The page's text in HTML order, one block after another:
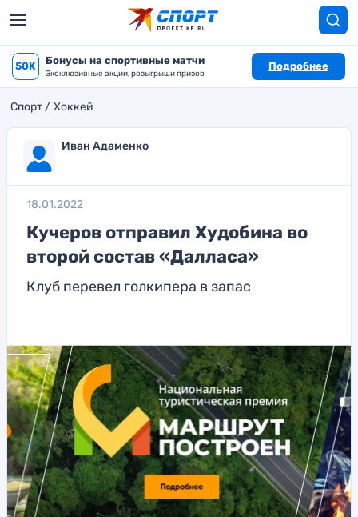
50K Бонусы на спортивные матчи
Эксклюзивные акции, розыгрыши призов
Подробнее
Спорт Хоккей
Иван Адаменко
18.01.2022
Кучеров отправил Худобина во
второй состав «Далласа»
Клуб перевел голкипера в запас